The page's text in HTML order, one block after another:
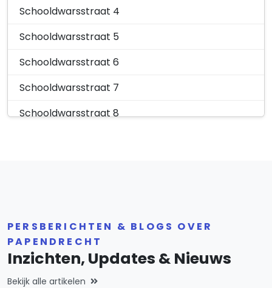
Schooldwarsstraat 78
Schooldwarsstraat 80
Schooldwarsstraat 82
Schooldwarsstraat 84
Schooldwarsstraat 86 3351AT
Schooldwarsstraat 4
Schooldwarsstraat 5
Schooldwarsstraat 6
Schooldwarsstraat 7
Schooldwarsstraat 8
Schooldwarsstraat 13
Schooldwarsstraat 14
PERSBERICHTEN & BLOGS OVER
PAPENDRECHT
Inzichten, Updates & Nieuws
Bekijk alle artikelen